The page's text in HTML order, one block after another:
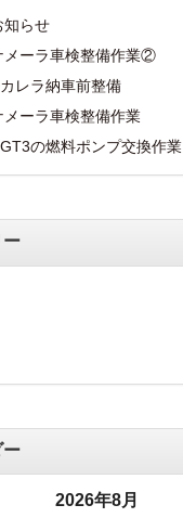
知らせ
メーラ車検整備作業②
レラ納車前整備
ーラ車検整備作業
の燃料ポンプ交換作業
ー
ー
2026年8月